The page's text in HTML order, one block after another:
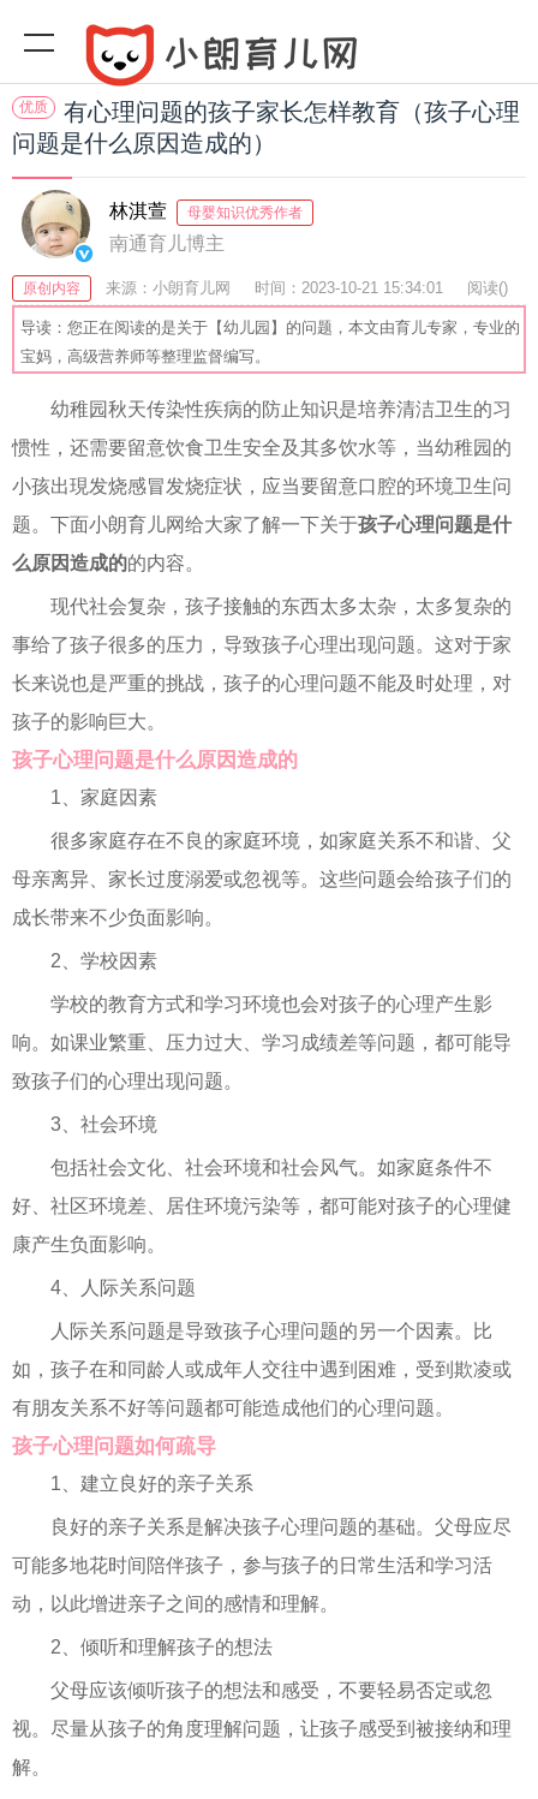
优质
有心理问题的孩子家长怎样教育（孩子心理
问题是什么原因造成的）
林淇萱 母婴知识优秀作者
南通育儿博主
原创内容 来源：小朗育儿网 时间：2023-10-21 15:34:01 阅读()
收藏：37 分享：50 爆
导读：您正在阅读的是关于【幼儿园】的问题，本文由育儿专家，专业的
宝妈，高级营养师等整理监督编写。
幼稚园秋天传染性疾病的防止知识是培养清洁卫生的习
惯性，还需要留意饮食卫生安全及其多饮水等，当幼稚园的
小孩出現发烧感冒发烧症状，应当要留意口腔的环境卫生问
题。下面小朗育儿网给大家了解一下关于孩子心理问题是什
么原因造成的的内容。
现代社会复杂，孩子接触的东西太多太杂，太多复杂的
事给了孩子很多的压力，导致孩子心理出现问题。这对于家
长来说也是严重的挑战，孩子的心理问题不能及时处理，对
孩子的影响巨大。
孩子心理问题是什么原因造成的
1、家庭因素
很多家庭存在不良的家庭环境，如家庭关系不和谐、父
母亲离异、家长过度溺爱或忽视等。这些问题会给孩子们的
成长带来不少负面影响。
2、学校因素
学校的教育方式和学习环境也会对孩子的心理产生影
响。如课业繁重、压力过大、学习成绩差等问题，都可能导
致孩子们的心理出现问题。
3、社会环境
包括社会文化、社会环境和社会风气。如家庭条件不
好、社区环境差、居住环境污染等，都可能对孩子的心理健
康产生负面影响。
4、人际关系问题
人际关系问题是导致孩子心理问题的另一个因素。比
如，孩子在和同龄人或成年人交往中遇到困难，受到欺凌或
有朋友关系不好等问题都可能造成他们的心理问题。
孩子心理问题如何疏导
1、建立良好的亲子关系
良好的亲子关系是解决孩子心理问题的基础。父母应尽
可能多地花时间陪伴孩子，参与孩子的日常生活和学习活
动，以此增进亲子之间的感情和理解。
2、倾听和理解孩子的想法
父母应该倾听孩子的想法和感受，不要轻易否定或忽
视。尽量从孩子的角度理解问题，让孩子感受到被接纳和理
解。